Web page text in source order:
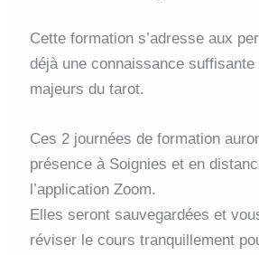
Cette formation s’adresse aux
déjà une connaissance
majeurs du tarot.
Ces 2 journées de formation
présence à Soignies et en
l’application Zoom.
Elles seront sauvegardées et
réviser le cours tranquillement